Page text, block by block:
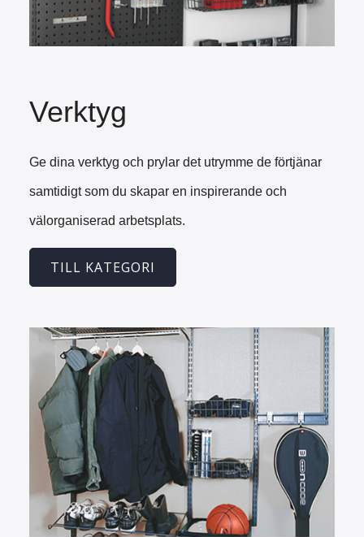
Verktyg
Ge dina verktyg och prylar det utrymme de förtjänar
samtidigt som du skapar en inspirerande och
välorganiserad arbetsplats.
TILL KATEGORI